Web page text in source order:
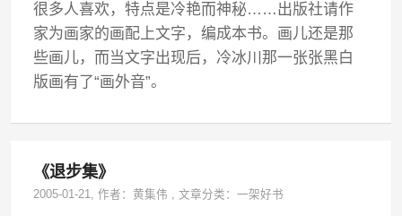
很多人喜欢，特点是冷艳而神秘……出版社请作
家为画家的画配上文字，编成本书。画儿还是那
些画儿，而当文字出现后，冷冰川那一张张黑白
版画有了“画外音”。
《退步集》
2005-01-21, 作者：黄集伟 ,文章分类：一架好书